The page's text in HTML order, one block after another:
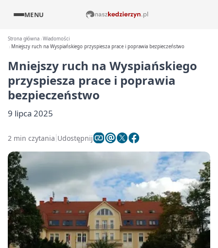
MENU
Strona główna Wiadomości
Mniejszy ruch na Wyspiańskiego przyspiesza prace i poprawia bezpieczeństwo
Mniejszy ruch na Wyspiańskiego
przyspiesza prace i poprawia
bezpieczeństwo
9 lipca 2025
2 min czytania Udostępnij